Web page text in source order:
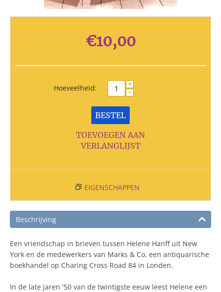
€10,00
Hoeveelheid: +
−
BESTEL
TOEVOEGEN AAN
VERLANGLIJST
EIGENSCHAPPEN
Beschrijving
Een vriendschap in brieven tussen Helene Hanff uit New
York en de medewerkers van Marks & Co, een antiquarische
boekhandel op Charing Cross Road 84 in Londen.
In de late jaren '50 van de twintigste eeuw leest Helene een